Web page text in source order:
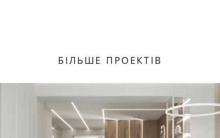
БІЛЬШЕ ПРОЕКТІВ